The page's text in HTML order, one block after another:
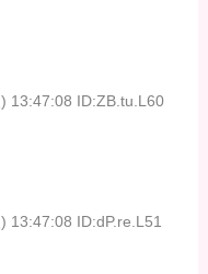
13:47:08 ID:ZB.tu.L60
13:47:08 ID:dP.re.L51